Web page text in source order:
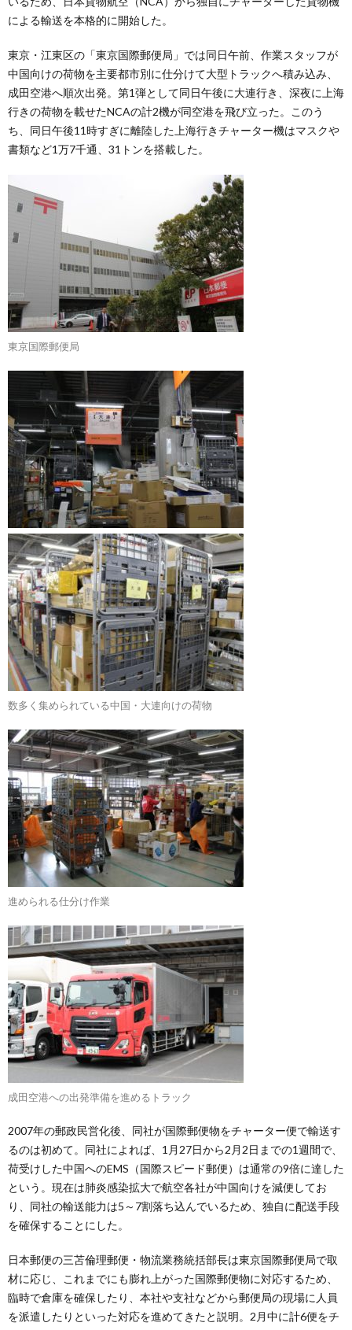
による輸送を本格的に開始した。
東京・江東区の「東京国際郵便局」では同日午前、作業スタッフが
中国向けの荷物を主要都市別に仕分けて大型トラックへ積み込み、
成田空港へ順次出発。第1弾として同日午後に大連行き、深夜に上海
行きの荷物を載せたNCAの計2機が同空港を飛び立った。このう
ち、同日午後11時すぎに離陸した上海行きチャーター機はマスクや
書類など1万7千通、31トンを搭載した。
東京国際郵便局
数多く集められている中国・大連向けの荷物
進められる仕分け作業
成田空港への出発準備を進めるトラック
2007年の郵政民営化後、同社が国際郵便物をチャーター便で輸送す
るのは初めて。同社によれば、1月27日から2月2日までの1週間で、
荷受けした中国へのEMS（国際スピード郵便）は通常の9倍に達した
という。現在は肺炎感染拡大で航空各社が中国向けを減便してお
り、同社の輸送能力は5～7割落ち込んでいるため、独自に配送手段
を確保することにした。
日本郵便の三苫倫理郵便・物流業務統括部長は東京国際郵便局で取
材に応じ、これまでにも膨れ上がった国際郵便物に対応するため、
臨時で倉庫を確保したり、本社や支社などから郵便局の現場に人員
を派遣したりといった対応を進めてきたと説明。2月中に計6便をチ